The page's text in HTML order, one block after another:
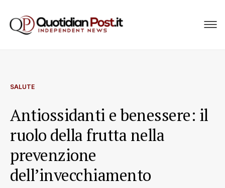
SALUTE
Antiossidanti e benessere: il
ruolo della frutta nella
prevenzione
dell’invecchiamento